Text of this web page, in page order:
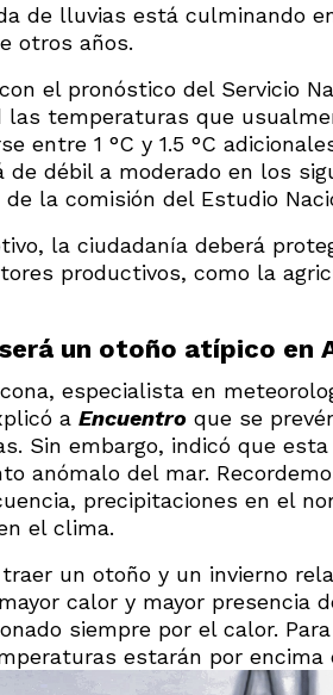
de lluvias está culminando
otros años.
el pronóstico del Servicio
las temperaturas que
entre 1 °C y 1.5 °C
de débil a moderado en los
la comisión del Estudio
la ciudadanía deberá
productivos, como la
un otoño atípico en
especialista en
a Encuentro que se
Sin embargo, indicó que
anómalo del mar.
precipitaciones en el
el clima.
traer un otoño y un invierno
calor y mayor presencia
siempre por el calor.
estarán por encima